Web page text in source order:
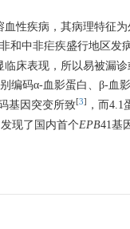
性疾病，其病理特征
和中非疟疾盛行地区发
床表现，所以易被漏
别编码α-血影蛋白、β-血
基因突变所致[3] ，而4.1
现了国内首个EPB41基